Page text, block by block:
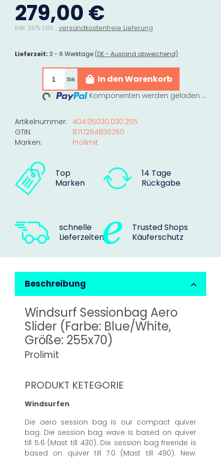
279,00 €
inkl. 20% USt. , versandkostenfreie Lieferung
Lieferzeit: 3 - 6 Werktage (DE - Ausland abweichend)
Stk In den Warenkorb
Loading... Komponenten werden geladen ...
Artikelnummer: 404.05030.030.255
GTIN:
8717264836260
Marken:
Prolimit
Top
Marken
14 Tage
Rückgabe
schnelle
Lieferzeiten
Trusted Shops
Käuferschutz
Beschreibung
Windsurf Sessionbag Aero
Slider (Farbe: Blue/White,
Größe: 255x70)
Prolimit
PRODUKT KETEGORIE
Windsurfen
Die aero session bag is our compact quiver
bag. Die session bag wave is based on quiver
till 5.6 (Mast till 430). Die session bag freeride is
based on quiver till 7.0 (Mast till 490). New: